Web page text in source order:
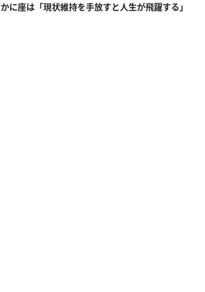
かに座は「現状維持を手放すと人生が飛躍する」